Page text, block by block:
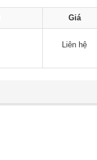
Giá
Liên hệ